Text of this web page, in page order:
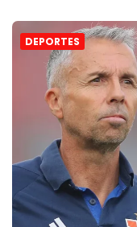
DEPORTES